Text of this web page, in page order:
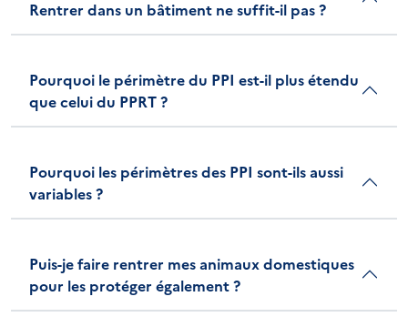
Rentrer dans un bâtiment ne suffit-il pas ?
Pourquoi le périmètre du PPI est-il plus étendu
que celui du PPRT ?
Pourquoi les périmètres des PPI sont-ils aussi
variables ?
Puis-je faire rentrer mes animaux domestiques
pour les protéger également ?